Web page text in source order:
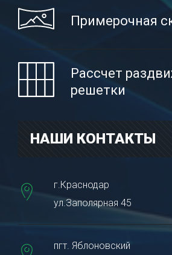
Примерочная
Рассчет
решетки
НАШИ КОНТАКТЫ
г.Краснодар
ул.Заполярная 45
пгт. Яблоновский